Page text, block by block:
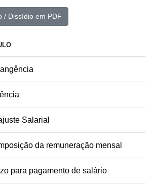
/ Dissídio em PDF
Salarial
da remuneração mensal
para pagamento de salário